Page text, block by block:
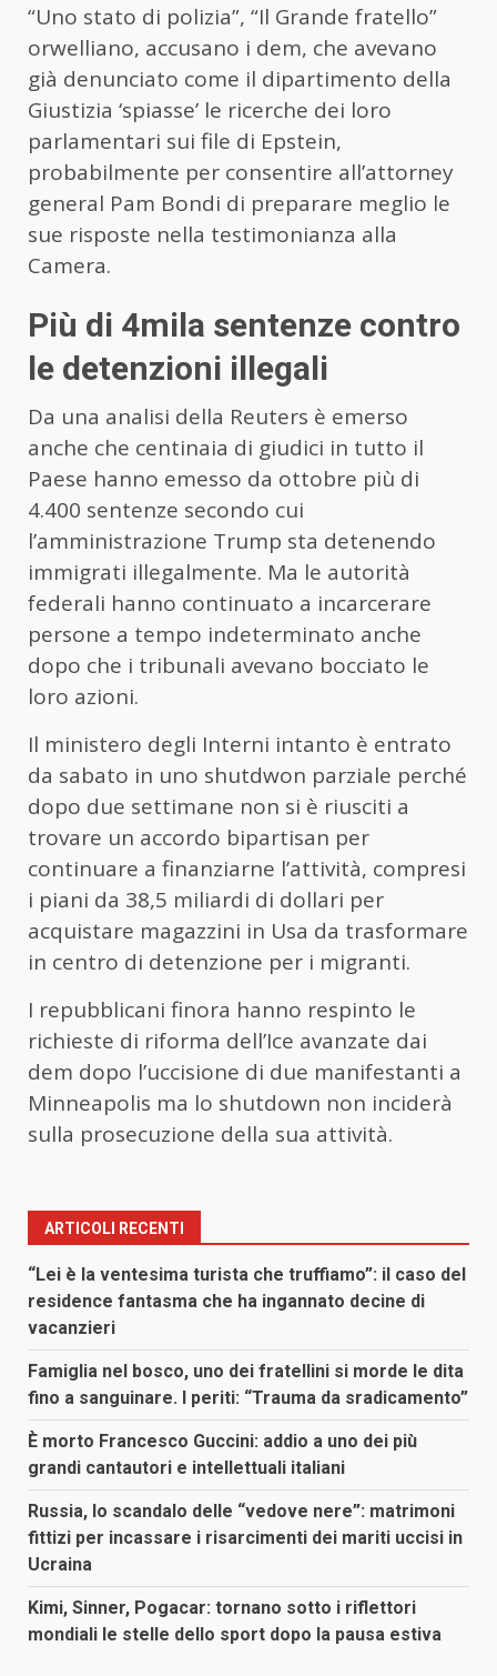
“Uno stato di polizia”, “Il Grande fratello”
orwelliano, accusano i dem, che avevano
già denunciato come il dipartimento della
Giustizia ‘spiasse’ le ricerche dei loro
parlamentari sui file di Epstein,
probabilmente per consentire all’attorney
general Pam Bondi di preparare meglio le
sue risposte nella testimonianza alla
Camera.
Più di 4mila sentenze contro
le detenzioni illegali
Da una analisi della Reuters è emerso
anche che centinaia di giudici in tutto il
Paese hanno emesso da ottobre più di
4.400 sentenze secondo cui
l’amministrazione Trump sta detenendo
immigrati illegalmente. Ma le autorità
federali hanno continuato a incarcerare
persone a tempo indeterminato anche
dopo che i tribunali avevano bocciato le
loro azioni.
Il ministero degli Interni intanto è entrato
da sabato in uno shutdwon parziale perché
dopo due settimane non si è riusciti a
trovare un accordo bipartisan per
continuare a finanziarne l’attività, compresi
i piani da 38,5 miliardi di dollari per
acquistare magazzini in Usa da trasformare
in centro di detenzione per i migranti.
I repubblicani finora hanno respinto le
richieste di riforma dell’Ice avanzate dai
dem dopo l’uccisione di due manifestanti a
Minneapolis ma lo shutdown non inciderà
sulla prosecuzione della sua attività.
ARTICOLI RECENTI
“Lei è la ventesima turista che truffiamo”: il caso del
residence fantasma che ha ingannato decine di
vacanzieri
Famiglia nel bosco, uno dei fratellini si morde le dita
fino a sanguinare. I periti: “Trauma da sradicamento”
È morto Francesco Guccini: addio a uno dei più
grandi cantautori e intellettuali italiani
Russia, lo scandalo delle “vedove nere”: matrimoni
fittizi per incassare i risarcimenti dei mariti uccisi in
Ucraina
Kimi, Sinner, Pogacar: tornano sotto i riflettori
mondiali le stelle dello sport dopo la pausa estiva